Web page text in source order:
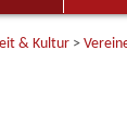
& Kultur >